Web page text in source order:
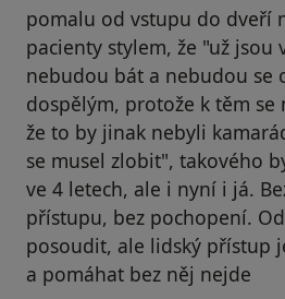
pomalu od vstupu do dveří
pacienty stylem, že "už jsou
nebudou bát a nebudou se
dospělým, protože k těm se
že to by jinak nebyli
se musel zlobit", takového
ve 4 letech, ale i nyní i já.
přístupu, bez pochopení.
posoudit, ale lidský přístup
a pomáhat bez něj nejde